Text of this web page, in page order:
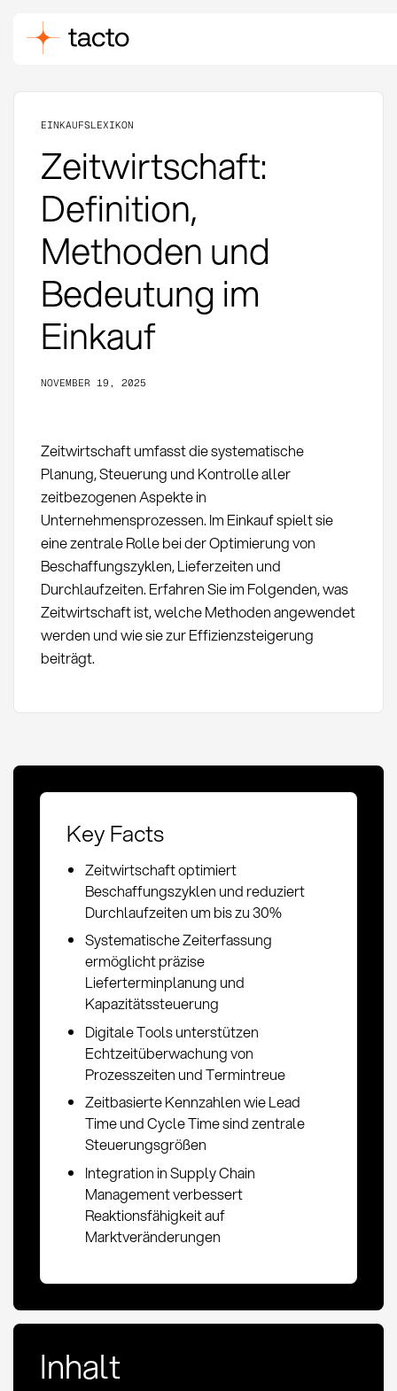
EINKAUFSLEXIKON
Zeitwirtschaft:
Definition,
Methoden und
Bedeutung im
Einkauf
NOVEMBER 19, 2025
Zeitwirtschaft umfasst die systematische
Planung, Steuerung und Kontrolle aller
zeitbezogenen Aspekte in
Unternehmensprozessen. Im Einkauf spielt sie
eine zentrale Rolle bei der Optimierung von
Beschaffungszyklen, Lieferzeiten und
Durchlaufzeiten. Erfahren Sie im Folgenden, was
Zeitwirtschaft ist, welche Methoden angewendet
werden und wie sie zur Effizienzsteigerung
beiträgt.
Key Facts
Zeitwirtschaft optimiert
Beschaffungszyklen und reduziert
Durchlaufzeiten um bis zu 30%
Systematische Zeiterfassung
ermöglicht präzise
Lieferterminplanung und
Kapazitätssteuerung
Digitale Tools unterstützen
Echtzeitüberwachung von
Prozesszeiten und Termintreue
Zeitbasierte Kennzahlen wie Lead
Time und Cycle Time sind zentrale
Steuerungsgrößen
Integration in Supply Chain
Management verbessert
Reaktionsfähigkeit auf
Marktveränderungen
Inhalt